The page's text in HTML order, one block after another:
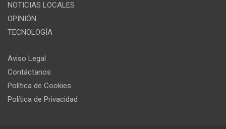
NOTICIAS LOCALES
OPINIÓN
TECNOLOGÍA
Aviso Legal
Contáctanos
Política de Cookies
Política de Privacidad